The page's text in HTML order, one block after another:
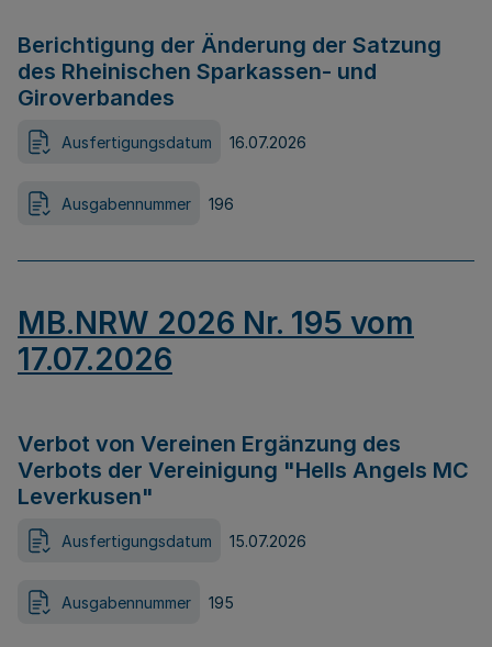
Berichtigung der Änderung der Satzung
des Rheinischen Sparkassen- und
Giroverbandes
Ausfertigungsdatum 16.07.2026
Ausgabennummer 196
MB.NRW 2026 Nr. 195 vom
17.07.2026
Verbot von Vereinen Ergänzung des
Verbots der Vereinigung "Hells Angels MC
Leverkusen"
Ausfertigungsdatum 15.07.2026
Ausgabennummer 195